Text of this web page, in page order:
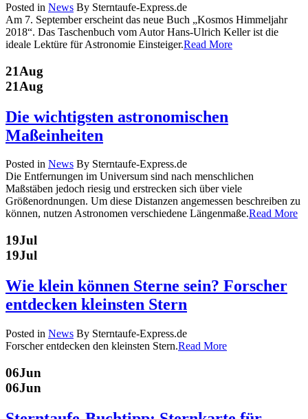
Posted in News By Sterntaufe-Express.de
Am 7. September erscheint das neue Buch „Kosmos Himmeljahr
2018“. Das Taschenbuch vom Autor Hans-Ulrich Keller ist die
ideale Lektüre für Astronomie Einsteiger.Read More
21Aug
21Aug
Die wichtigsten astronomischen
Maßeinheiten
Posted in News By Sterntaufe-Express.de
Die Entfernungen im Universum sind nach menschlichen
Maßstäben jedoch riesig und erstrecken sich über viele
Größenordnungen. Um diese Distanzen angemessen beschreiben zu
können, nutzen Astronomen verschiedene Längenmaße.Read More
19Jul
19Jul
Wie klein können Sterne sein? Forscher
entdecken kleinsten Stern
Posted in News By Sterntaufe-Express.de
Forscher entdecken den kleinsten Stern.Read More
06Jun
06Jun